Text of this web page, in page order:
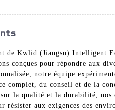
de Kwlid (Jiangsu) Intelligent
conçues pour répondre aux
notre équipe
complet, du conseil et de la
la qualité et la durabilité, nos
résister aux exigences des